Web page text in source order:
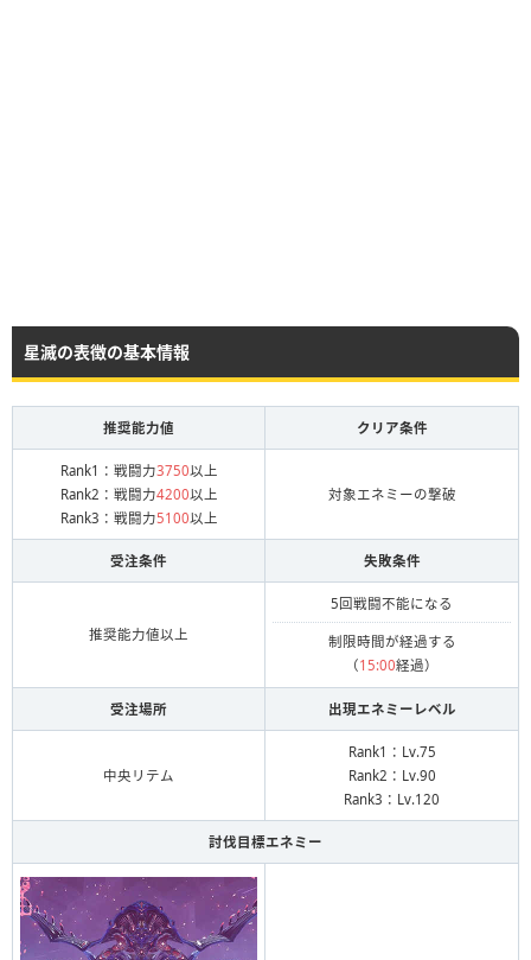
星滅の表徴の基本情報
推奨能力値 クリア条件
Rank1：戦闘力3750以上
Rank2：戦闘力4200以上
Rank3：戦闘力5100以上
対象エネミーの撃破
受注条件 失敗条件
推奨能力値以上
5回戦闘不能になる
制限時間が経過する
（15:00経過）
受注場所 出現エネミーレベル
中央リテム
Rank1：Lv.75
Rank2：Lv.90
Rank3：Lv.120
討伐目標エネミー